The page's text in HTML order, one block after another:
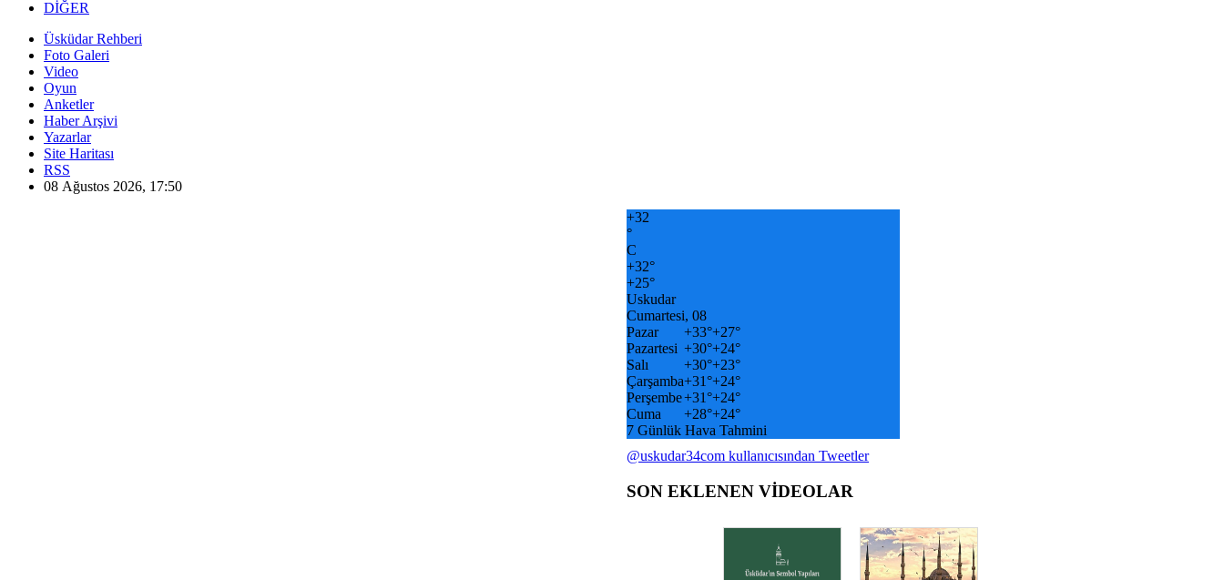
DİĞER
Üsküdar Rehberi
Foto Galeri
Video
Oyun
Anketler
Haber Arşivi
Yazarlar
Site Haritası
RSS
08 Ağustos 2026, 17:50
+32
°
C
+32°
+25°
Uskudar
Cumartesi, 08
Pazar
+33°+27°
Pazartesi +30°+24°
Salı
+30°+23°
Çarşamba+31°+24°
Perşembe+31°+24°
Cuma
+28°+24°
7 Günlük Hava Tahmini
@uskudar34com kullanıcısından Tweetler
SON EKLENEN VİDEOLAR